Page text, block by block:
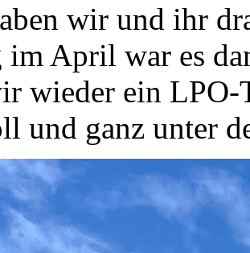
wir und ihr
im April war es
wieder ein
und ganz unter